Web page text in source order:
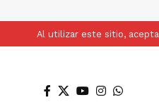
Al utilizar este sitio,